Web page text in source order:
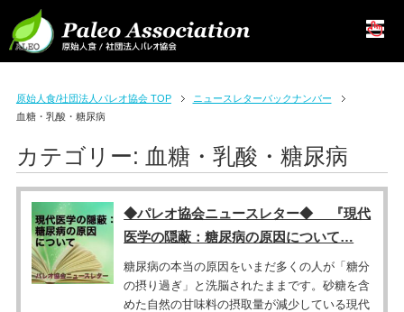
原始人食/社団法人パレオ協会 TOP
ニュースレターバックナンバー
血糖・乳酸・糖尿病
カテゴリー: 血糖・乳酸・糖尿病
◆パレオ協会ニュースレター◆ 『現代
医学の隠蔽：糖尿病の原因について…
糖尿病の本当の原因をいまだ多くの人が「糖分
の摂り過ぎ」と洗脳されたままです。砂糖を含
めた自然の甘味料の摂取量が減少している現代